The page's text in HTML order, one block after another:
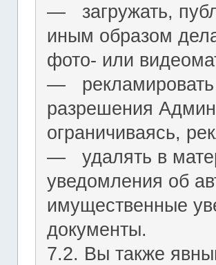
― загружать,
иным образом
фото- или
― рекламировать
разрешения
ограничиваясь,
― удалять в
уведомления об
имущественные
документы.
7.2. Вы также